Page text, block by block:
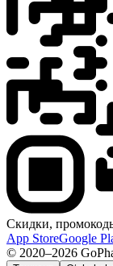
Скидки,
App StoreGoogle
© 2020–2026